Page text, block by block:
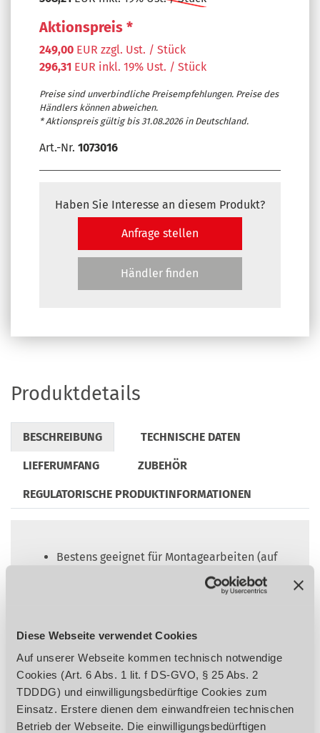
Diese Webseite verwendet Cookies
Auf unserer Webseite kommen technisch notwendige
Cookies (Art. 6 Abs. 1 lit. f DS-GVO, § 25 Abs. 2
TDDDG) und einwilligungsbedürftige Cookies zum
Einsatz. Erstere dienen dem einwandfreien technischen
Betrieb der Webseite. Die einwilligungsbedürftigen
Aktionspreis *
249,00 EUR zzgl. Ust. / Stück
296,31 EUR inkl. 19% Ust. / Stück
Preise sind unverbindliche Preisempfehlungen. Preise des
Händlers können abweichen.
* Aktionspreis gültig bis 31.08.2026 in Deutschland.
Art.-Nr. 1073016
Haben Sie Interesse an diesem Produkt?
Anfrage stellen
Händler finden
Produktdetails
BESCHREIBUNG TECHNISCHE DATEN
LIEFERUMFANG ZUBEHÖR
REGULATORISCHE PRODUKTINFORMATIONEN
Bestens geeignet für Montagearbeiten (auf
der Leiter, auf dem Gerüst, …) und durch
Schutzart IP 21S generell auch für Arbeiten
in Betriebswerkstätten, Schulen,
Metallbau, auf Baustellen oder für
Landwirte
Hot Start:Durch automatische kurzzeitige
Erhöhung des Schweißstromes zündet der
Lichtbogen sicher und ist sofort stabil